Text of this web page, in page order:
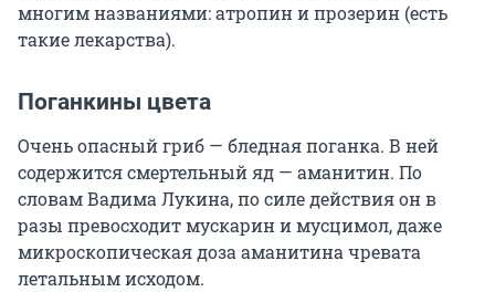
многим названиями: атропин и прозерин (есть
такие лекарства).
Поганкины цвета
Очень опасный гриб — бледная поганка. В ней
содержится смертельный яд — аманитин. По
словам Вадима Лукина, по силе действия он в
разы превосходит мускарин и мусцимол, даже
микроскопическая доза аманитина чревата
летальным исходом.